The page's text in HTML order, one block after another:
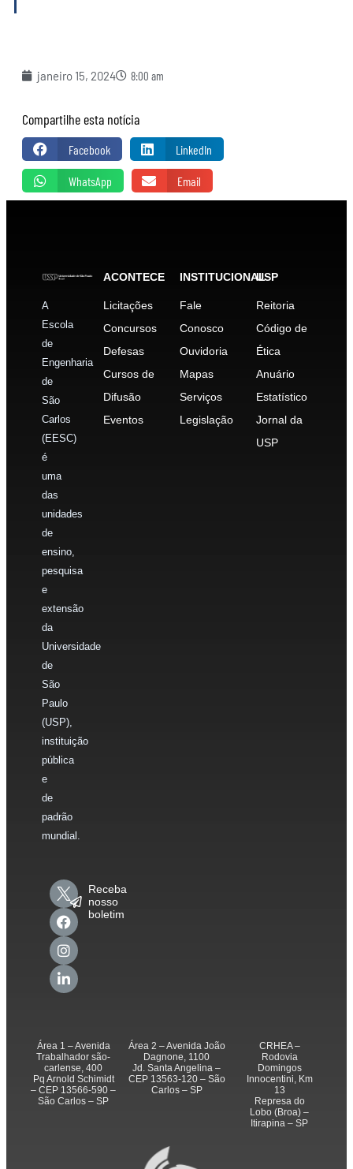
janeiro 15, 2024 8:00 am
Compartilhe esta notícia
Facebook LinkedIn
WhatsApp Email
A
Escola
de
Engenharia
de
São
Carlos
(EESC)
é
uma
das
unidades
de
ensino,
pesquisa
e
extensão
da
Universidade
de
São
Paulo
(USP),
instituição
pública
e
de
padrão
mundial.
Receba
nosso
boletim
ACONTECE
Licitações
Concursos
Defesas
Cursos de
Difusão
Eventos
INSTITUCIONAL
Fale
Conosco
Ouvidoria
Mapas
Serviços
Legislação
USP
Reitoria
Código de
Ética
Anuário
Estatístico
Jornal da
USP
Área 1 – Avenida
Trabalhador são-
carlense, 400
Pq Arnold Schimidt
– CEP 13566-590 –
São Carlos – SP
Área 2 – Avenida João
Dagnone, 1100
Jd. Santa Angelina –
CEP 13563-120 – São
Carlos – SP
CRHEA –
Rodovia
Domingos
Innocentini, Km
13
Represa do
Lobo (Broa) –
Itirapina – SP